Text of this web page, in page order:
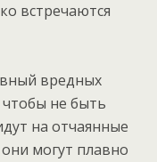
встречаются
вредных
не быть
на отчаянные
могут плавно